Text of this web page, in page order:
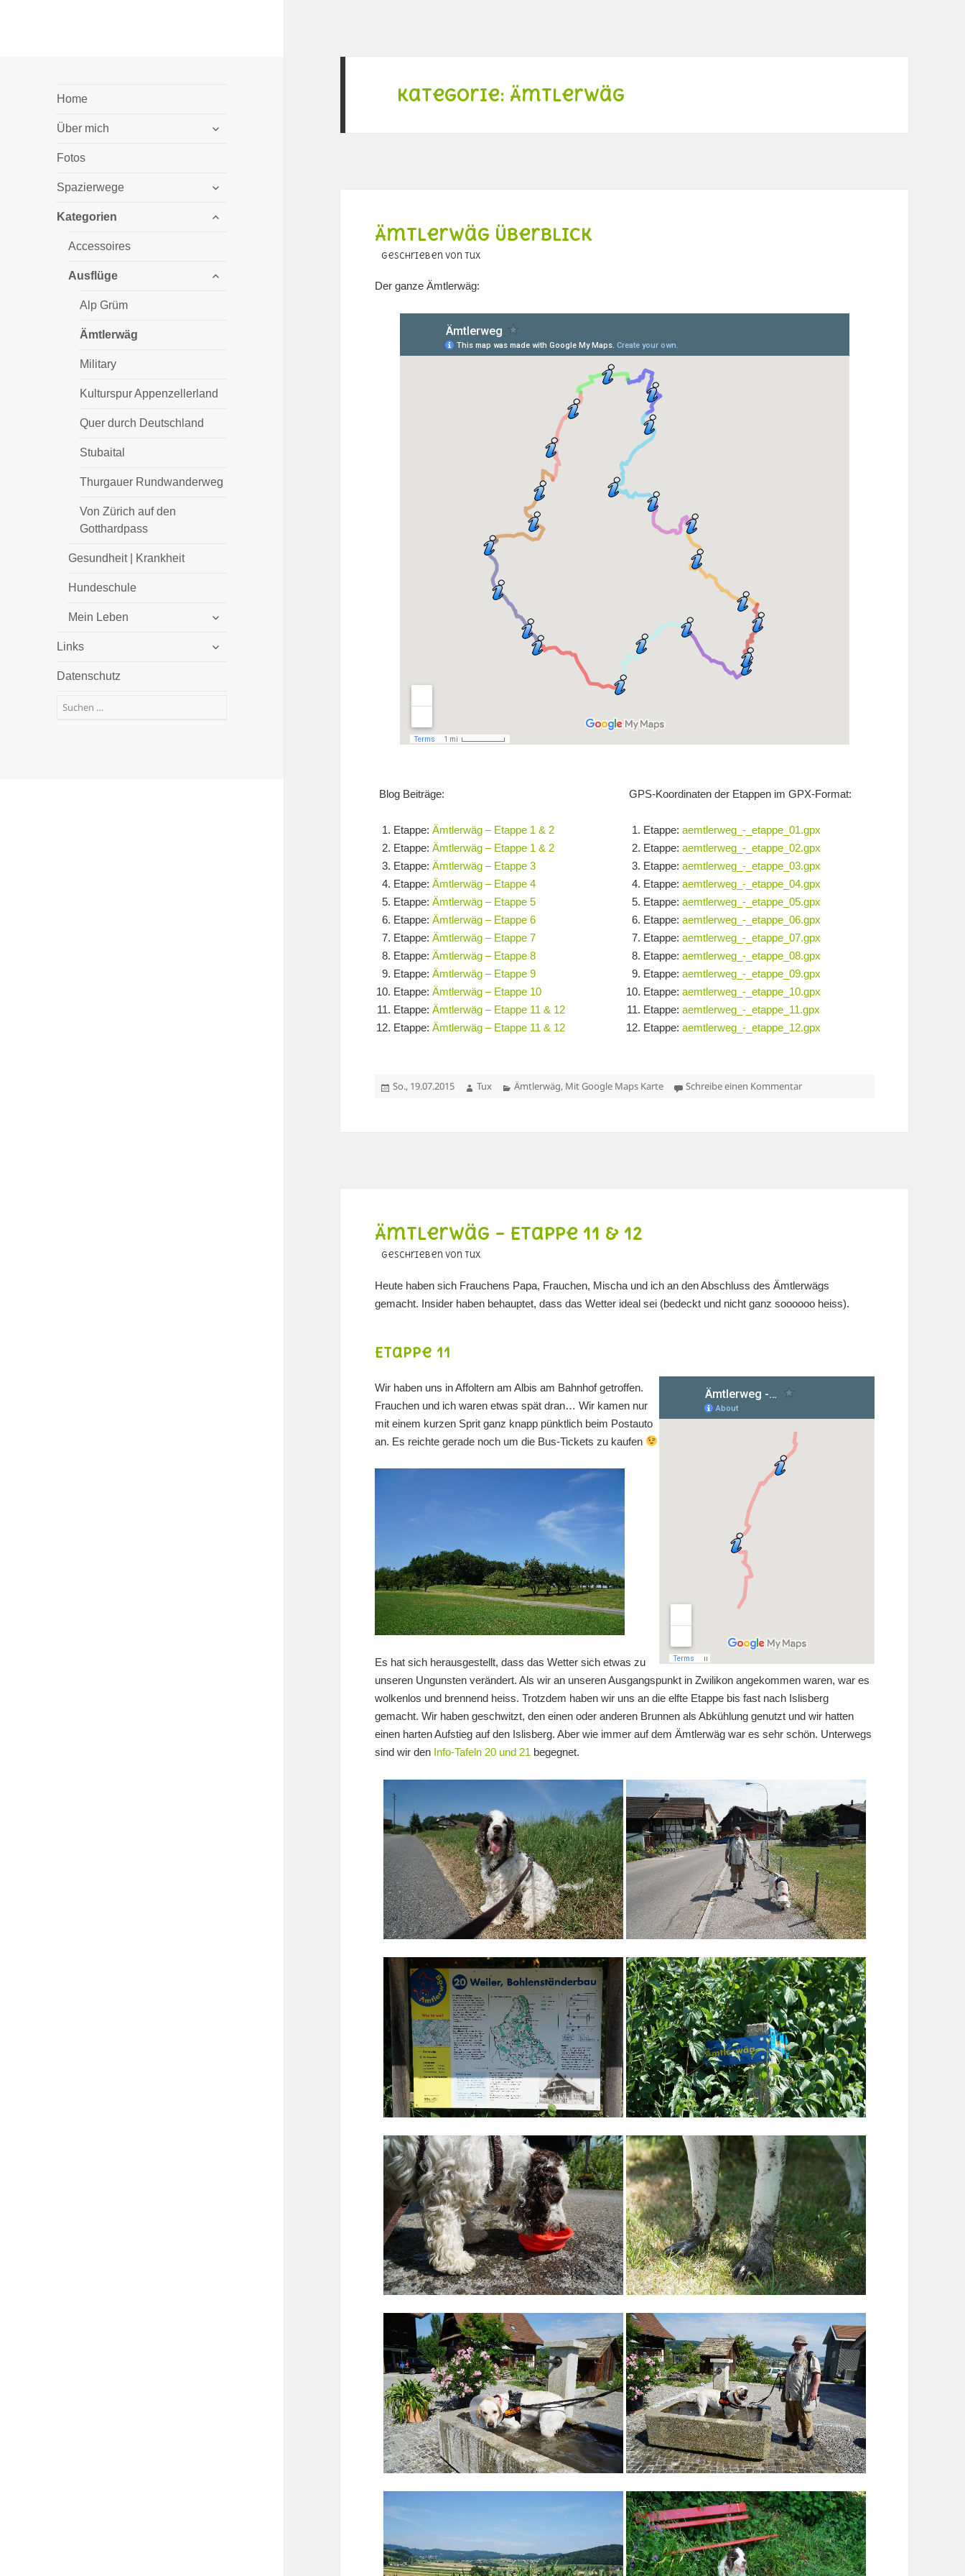
Home
Über mich
untermenü
Fotos
Spazierwege
untermenü
Kategorien
untermenü
Accessoires
Ausflüge
untermenü
Alp Grüm
Ämtlerwäg
Military
Kulturspur Appenzellerland
Quer durch Deutschland
Stubaital
Thurgauer Rundwanderweg
Von Zürich auf den
Gotthardpass
Gesundheit | Krankheit
Hundeschule
Mein Leben
untermenü
Links
untermenü
Datenschutz
Suchen
Kategorie: Ämtlerwäg
Ämtlerwäg Überblick
geschrieben von Tux
Der ganze Ämtlerwäg:
Blog Beiträge:
Etappe: Ämtlerwäg – Etappe 1 & 2
Etappe: Ämtlerwäg – Etappe 1 & 2
Etappe: Ämtlerwäg – Etappe 3
Etappe: Ämtlerwäg – Etappe 4
Etappe: Ämtlerwäg – Etappe 5
Etappe: Ämtlerwäg – Etappe 6
Etappe: Ämtlerwäg – Etappe 7
Etappe: Ämtlerwäg – Etappe 8
Etappe: Ämtlerwäg – Etappe 9
Etappe: Ämtlerwäg – Etappe 10
Etappe: Ämtlerwäg – Etappe 11 & 12
Etappe: Ämtlerwäg – Etappe 11 & 12
GPS-Koordinaten der Etappen im GPX-Format:
Etappe: aemtlerweg_-_etappe_01.gpx
Etappe: aemtlerweg_-_etappe_02.gpx
Etappe: aemtlerweg_-_etappe_03.gpx
Etappe: aemtlerweg_-_etappe_04.gpx
Etappe: aemtlerweg_-_etappe_05.gpx
Etappe: aemtlerweg_-_etappe_06.gpx
Etappe: aemtlerweg_-_etappe_07.gpx
Etappe: aemtlerweg_-_etappe_08.gpx
Etappe: aemtlerweg_-_etappe_09.gpx
Etappe: aemtlerweg_-_etappe_10.gpx
Etappe: aemtlerweg_-_etappe_11.gpx
Etappe: aemtlerweg_-_etappe_12.gpx
Veröffentlicht
So., 19.07.2015 Autor
Tux Kategorien
Ämtlerwäg, Mit Google Maps Karte Schreibe einen Kommentarzu Ämtlerwäg Überblick
Ämtlerwäg – Etappe 11 & 12
geschrieben von Tux
Heute haben sich Frauchens Papa, Frauchen, Mischa und ich an den Abschluss des Ämtlerwägs
gemacht. Insider haben behauptet, dass das Wetter ideal sei (bedeckt und nicht ganz soooooo heiss).
Etappe 11
Wir haben uns in Affoltern am Albis am Bahnhof getroffen.
Frauchen und ich waren etwas spät dran… Wir kamen nur
mit einem kurzen Sprit ganz knapp pünktlich beim Postauto
an. Es reichte gerade noch um die Bus-Tickets zu kaufen
Es hat sich herausgestellt, dass das Wetter sich etwas zu
unseren Ungunsten verändert. Als wir an unseren Ausgangspunkt in Zwilikon angekommen waren, war es
wolkenlos und brennend heiss. Trotzdem haben wir uns an die elfte Etappe bis fast nach Islisberg
gemacht. Wir haben geschwitzt, den einen oder anderen Brunnen als Abkühlung genutzt und wir hatten
einen harten Aufstieg auf den Islisberg. Aber wie immer auf dem Ämtlerwäg war es sehr schön. Unterwegs
sind wir den Info-Tafeln 20 und 21 begegnet.